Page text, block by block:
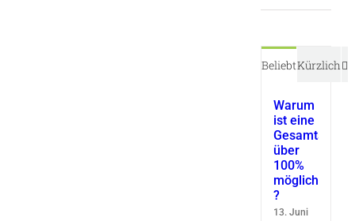
BeliebtKürzlich
Warum
ist eine
über
100%
möglich
?
13. Juni